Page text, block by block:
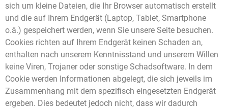
sich um kleine Dateien, die Ihr Browser automatisch erstellt
und die auf Ihrem Endgerät (Laptop, Tablet, Smartphone
o.ä.) gespeichert werden, wenn Sie unsere Seite besuchen.
Cookies richten auf Ihrem Endgerät keinen Schaden an,
enthalten nach unserem Kenntnisstand und unserem Willen
keine Viren, Trojaner oder sonstige Schadsoftware. In dem
Cookie werden Informationen abgelegt, die sich jeweils im
Zusammenhang mit dem spezifisch eingesetzten Endgerät
ergeben. Dies bedeutet jedoch nicht, dass wir dadurch